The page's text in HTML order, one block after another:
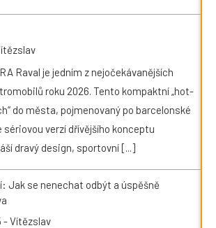
Raval je jedním z nejočekávanějších
roku 2026. Tento kompaktní „hot-
do města, pojmenovaný po barcelonské
sériovou verzí dřívějšího konceptu
dravý design, sportovní[...]
Jak se nenechat odbýt a úspěšně
-Vítězslav